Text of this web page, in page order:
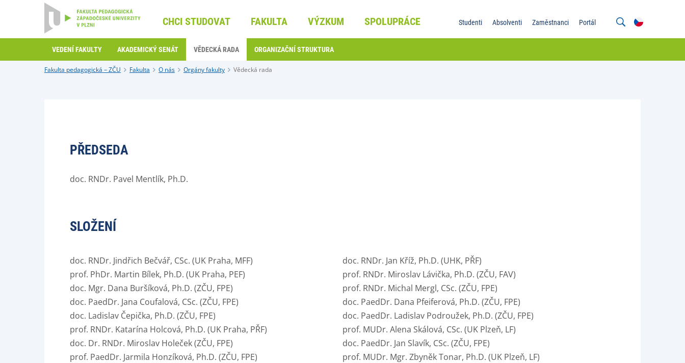
CHCI STUDOVAT FAKULTA VÝZKUM SPOLUPRÁCE Studenti Absolventi Zaměstnanci Portál
VEDENÍ FAKULTY AKADEMICKÝ SENÁT VĚDECKÁ RADA ORGANIZAČNÍ STRUKTURA
Fakulta pedagogická – ZČU Fakulta O nás Orgány fakulty Vědecká rada
PŘEDSEDA
doc. RNDr. Pavel Mentlík, Ph.D.
SLOŽENÍ
doc. RNDr. Jindřich Bečvář, CSc. (UK Praha, MFF)
prof. PhDr. Martin Bílek, Ph.D. (UK Praha, PEF)
doc. Mgr. Dana Buršíková, Ph.D. (ZČU, FPE)
doc. PaedDr. Jana Coufalová, CSc. (ZČU, FPE)
doc. Ladislav Čepička, Ph.D. (ZČU, FPE)
prof. RNDr. Katarína Holcová, Ph.D. (UK Praha, PŘF)
doc. Dr. RNDr. Miroslav Holeček (ZČU, FPE)
prof. PaedDr. Jarmila Honzíková, Ph.D. (ZČU, FPE)
doc. RNDr. Jan Kříž, Ph.D. (UHK, PŘF)
prof. RNDr. Miroslav Lávička, Ph.D. (ZČU, FAV)
prof. RNDr. Michal Mergl, CSc. (ZČU, FPE)
doc. PaedDr. Dana Pfeiferová, Ph.D. (ZČU, FPE)
doc. PaedDr. Ladislav Podroužek, Ph.D. (ZČU, FPE)
prof. MUDr. Alena Skálová, CSc. (UK Plzeň, LF)
doc. PaedDr. Jan Slavík, CSc. (ZČU, FPE)
prof. MUDr. Mgr. Zbyněk Tonar, Ph.D. (UK Plzeň, LF)